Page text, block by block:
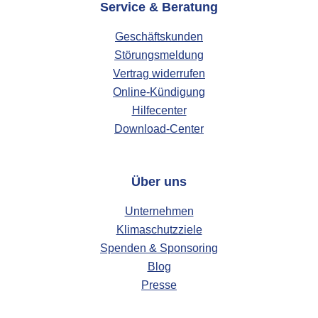
Service & Beratung
Geschäftskunden
Störungsmeldung
Vertrag widerrufen
Online-Kündigung
Hilfecenter
Download-Center
Über uns
Unternehmen
Klimaschutzziele
Spenden & Sponsoring
Blog
Presse